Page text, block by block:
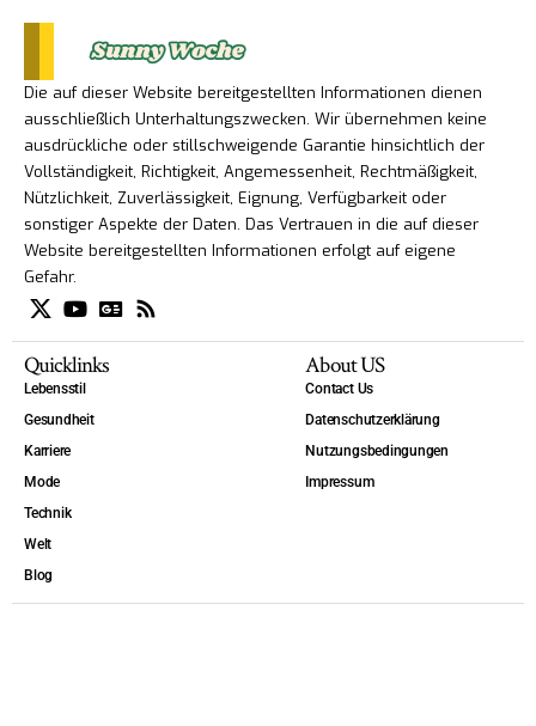
Die auf dieser Website bereitgestellten Informationen dienen
ausschließlich Unterhaltungszwecken. Wir übernehmen keine
ausdrückliche oder stillschweigende Garantie hinsichtlich der
Vollständigkeit, Richtigkeit, Angemessenheit, Rechtmäßigkeit,
Nützlichkeit, Zuverlässigkeit, Eignung, Verfügbarkeit oder
sonstiger Aspekte der Daten. Das Vertrauen in die auf dieser
Website bereitgestellten Informationen erfolgt auf eigene
Gefahr.
Quicklinks
Lebensstil
Gesundheit
Karriere
Mode
Technik
Welt
Blog
About US
Contact Us
Datenschutzerklärung
Nutzungsbedingungen
Impressum